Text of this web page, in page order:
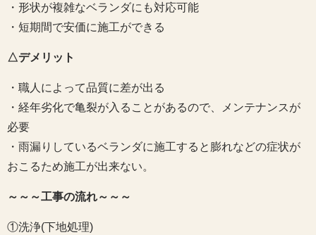
・形状が複雑なベランダにも対応可能
・短期間で安価に施工ができる
△デメリット
・職人によって品質に差が出る
・経年劣化で亀裂が入ることがあるので、メンテナンスが
必要
・雨漏りしているベランダに施工すると膨れなどの症状が
おこるため施工が出来ない。
～～～工事の流れ～～～
①洗浄(下地処理)